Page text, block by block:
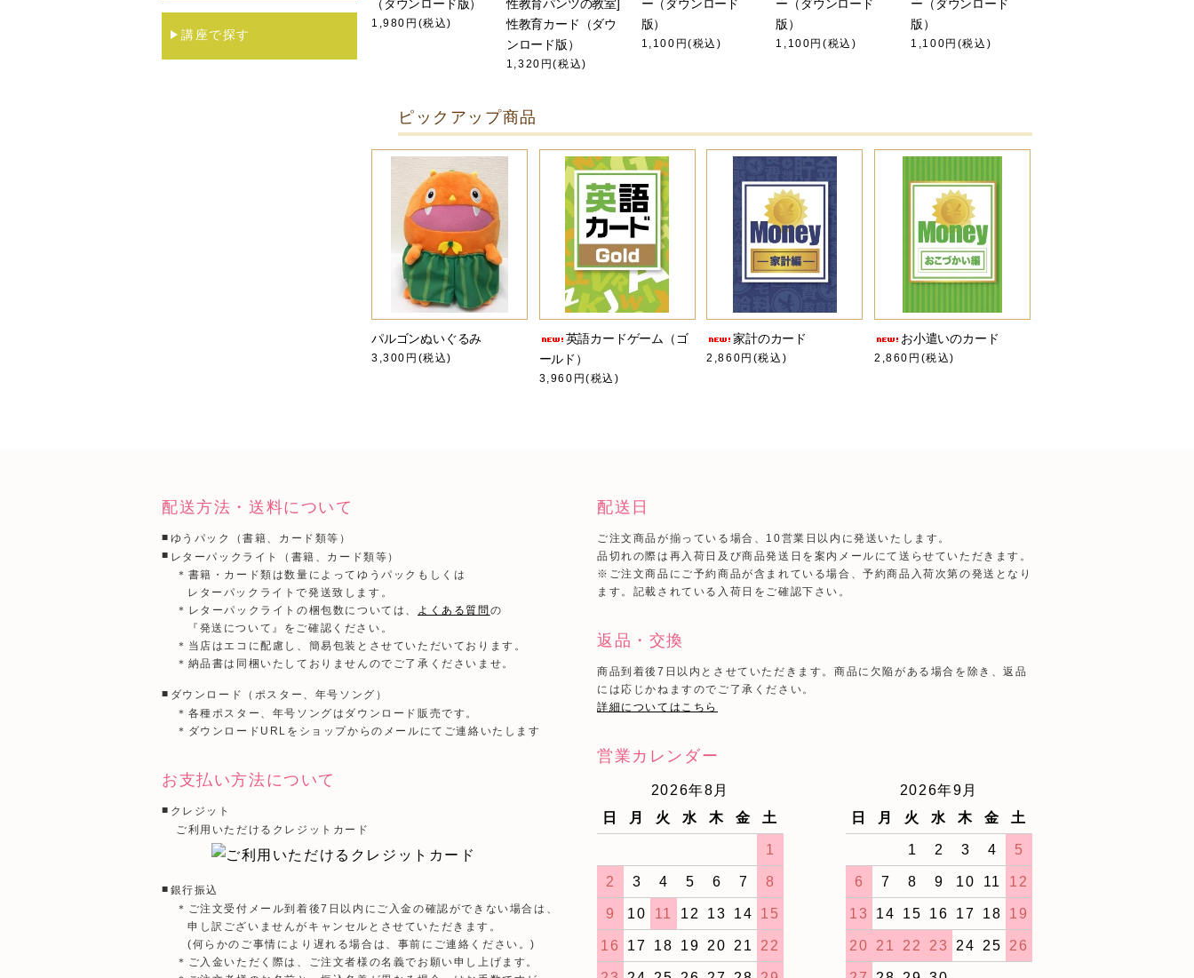
（ダウンロード版）
1,980円(税込)
性教育パンツの教室]
性教育カード（ダウ
ンロード版）
1,320円(税込)
ー（ダウンロード
版）
1,100円(税込)
ー（ダウンロード
版）
1,100円(税込)
ー（ダウンロード
版）
1,100円(税込)
ピックアップ商品
パルゴンぬいぐるみ
3,300円(税込)
英語カードゲーム（ゴ
ールド）
3,960円(税込)
家計のカード
2,860円(税込)
お小遣いのカード
2,860円(税込)
講座で探す
配送方法・送料について
ゆうパック（書籍、カード類等）
レターパックライト（書籍、カード類等）
＊書籍・カード類は数量によってゆうパックもしくは
レターパックライトで発送致します。
＊レターパックライトの梱包数については、 よくある質問 の
『発送について』をご確認ください。
＊当店はエコに配慮し、簡易包装とさせていただいております。
＊納品書は同梱いたしておりませんのでご了承くださいませ。
ダウンロード（ポスター、年号ソング）
＊各種ポスター、年号ソングはダウンロード販売です。
＊ダウンロードURLをショップからのメールにてご連絡いたします
お支払い方法について
クレジット
ご利用いただけるクレジットカード
銀行振込
＊ご注文受付メール到着後7日以内にご入金の確認ができない場合は、
申し訳ございませんがキャンセルとさせていただきます。
(何らかのご事情により遅れる場合は、事前にご連絡ください。)
＊ご入金いただく際は、ご注文者様の名義でお願い申し上げます。
配送日
ご注文商品が揃っている場合、10営業日以内に発送いたします。
品切れの際は再入荷日及び商品発送日を案内メールにて送らせていただきます。
※ご注文商品にご予約商品が含まれている場合、予約商品入荷次第の発送となり
ます。記載されている入荷日をご確認下さい。
返品・交換
商品到着後7日以内とさせていただきます。商品に欠陥がある場合を除き、返品
には応じかねますのでご了承ください。
詳細についてはこちら
営業カレンダー
2026年8月
日
月 火 水 木 金 土
1
2 3 4 5 6 7 8
9 10 11 12 13 14 15
16 17 18 19 20 21 22
2026年9月
日
月 火 水 木 金 土
1 2 3 4 5
6 7 8 9 10 11 12
13 14 15 16 17 18 19
20 21 22 23 24 25 26